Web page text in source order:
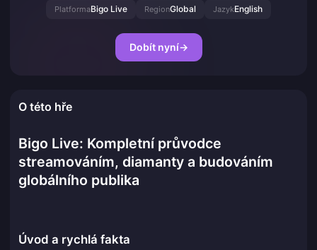
PlatformaBigo Live RegionGlobal JazykEnglish
Dobít nyní→
O této hře
Bigo Live: Kompletní průvodce
streamováním, diamanty a budováním
globálního publika
Úvod a rychlá fakta